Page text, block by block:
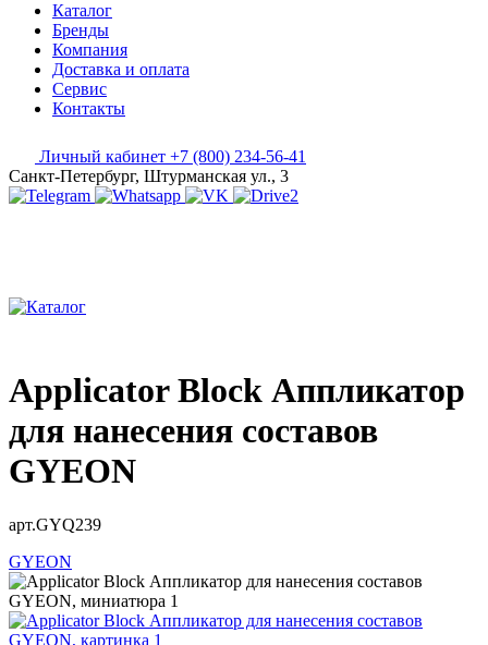
Каталог
Бренды
Компания
Доставка и оплата
Сервис
Контакты
Личный кабинет +7 (800) 234-56-41
Санкт-Петербург, Штурманская ул., 3
Applicator Block Аппликатор
для нанесения составов
GYEON
арт.GYQ239
GYEON